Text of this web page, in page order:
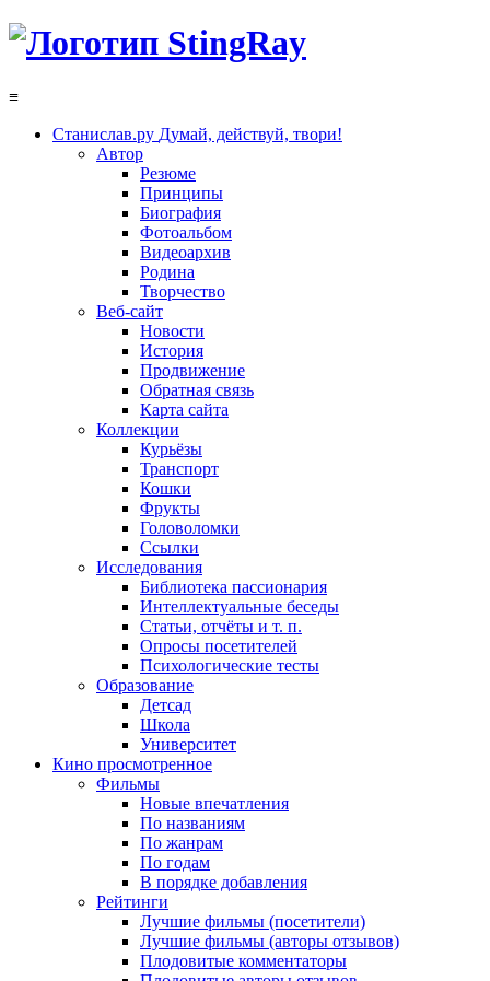
≡
Станислав.ру Думай, действуй, твори!
Автор
Резюме
Принципы
Биография
Фотоальбом
Видеоархив
Родина
Творчество
Веб-сайт
Новости
История
Продвижение
Обратная связь
Карта сайта
Коллекции
Курьёзы
Транспорт
Кошки
Фрукты
Головоломки
Ссылки
Исследования
Библиотека пассионария
Интеллектуальные беседы
Статьи, отчёты и т. п.
Опросы посетителей
Психологические тесты
Образование
Детсад
Школа
Университет
Кино просмотренное
Фильмы
Новые впечатления
По названиям
По жанрам
По годам
В порядке добавления
Рейтинги
Лучшие фильмы (посетители)
Лучшие фильмы (авторы отзывов)
Плодовитые комментаторы